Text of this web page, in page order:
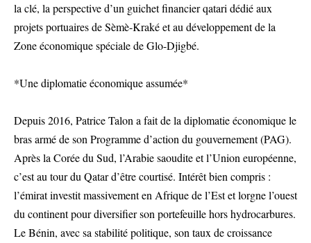
la clé, la perspective d’un guichet financier qatari dédié aux
projets portuaires de Sèmè-Kraké et au développement de la
Zone économique spéciale de Glo-Djigbé.
*Une diplomatie économique assumée*
Depuis 2016, Patrice Talon a fait de la diplomatie économique le
bras armé de son Programme d’action du gouvernement (PAG).
Après la Corée du Sud, l’Arabie saoudite et l’Union européenne,
c’est au tour du Qatar d’être courtisé. Intérêt bien compris :
l’émirat investit massivement en Afrique de l’Est et lorgne l’ouest
du continent pour diversifier son portefeuille hors hydrocarbures.
Le Bénin, avec sa stabilité politique, son taux de croissance